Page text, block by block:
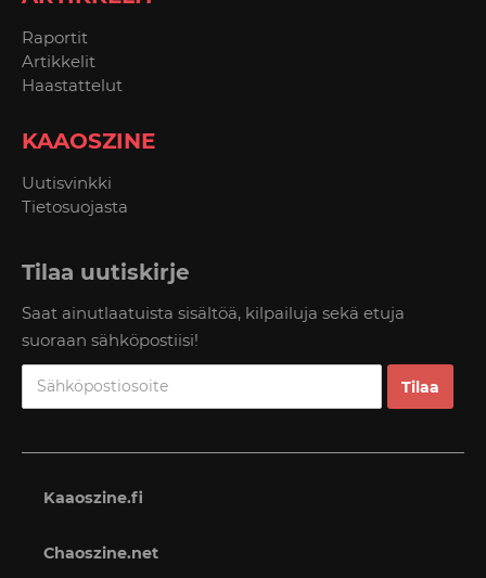
Raportit
Artikkelit
Haastattelut
KAAOSZINE
Uutisvinkki
Tietosuojasta
Tilaa uutiskirje
Saat ainutlaatuista sisältöä, kilpailuja sekä etuja
suoraan sähköpostiisi!
Kaaoszine.fi
Chaoszine.net